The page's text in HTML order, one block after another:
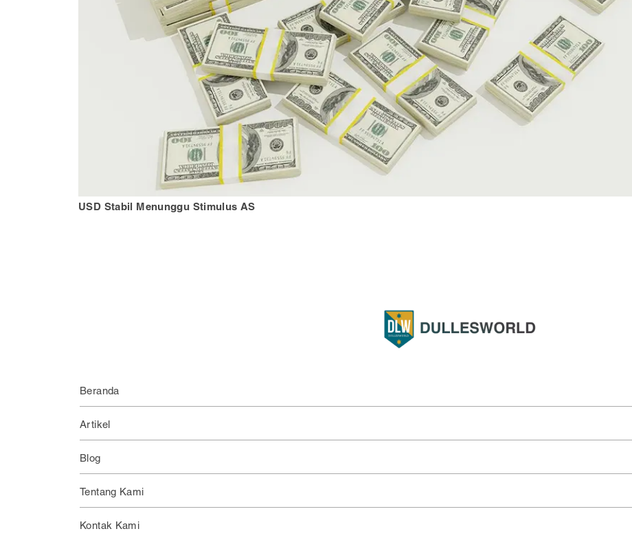
USD Stabil Menunggu Stimulus AS
Beranda
Artikel
Blog
Tentang Kami
Kontak Kami